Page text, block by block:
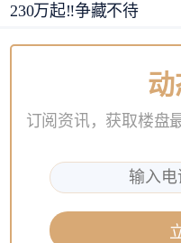
230万起‼️争藏不待
动
订阅资讯，获取楼盘